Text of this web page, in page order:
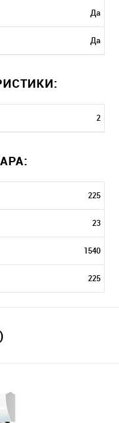
Да
Да
2
225
23
1540
225